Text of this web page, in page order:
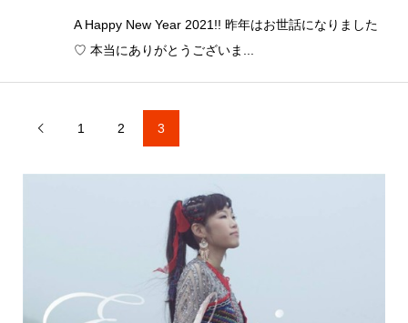
A Happy New Year 2021!! 昨年はお世話になりました
♡ 本当にありがとうございま...
 1 2 3